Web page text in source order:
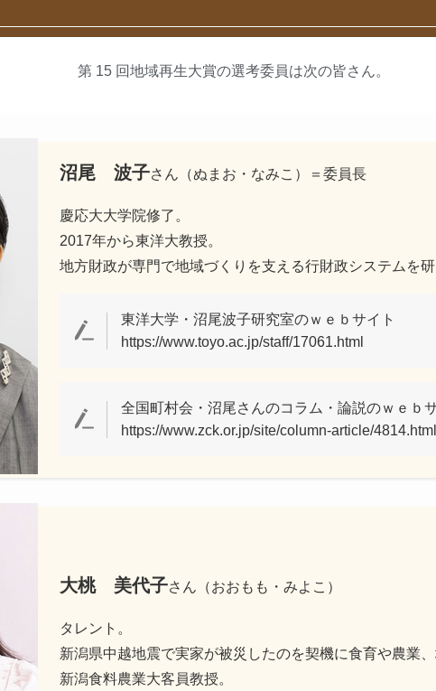
第 15 回地域再生大賞の選考委員は次の皆さん。
沼尾 波子さん（ぬまお・なみこ）＝委員長
慶応大大学院修了。
2017年から東洋大教授。
地方財政が専門で地域づくりを支える行財政システムを研
東洋大学・沼尾波子研究室のｗｅｂサイト
https://www.toyo.ac.jp/staff/17061.html
全国町村会・沼尾さんのコラム・論説のｗｅｂ
https://www.zck.or.jp/site/column-article/4814.html
大桃 美代子さん（おおもも・みよこ）
タレント。
新潟県中越地震で実家が被災したのを契機に食育や農業、
新潟食料農業大客員教授。